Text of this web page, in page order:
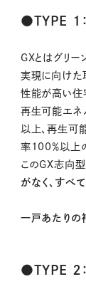
●TYPE １
GXとはグリー
実現に向けた
性能が高い住
再生可能エネ
以上、再生可
率100％以上
このGX志向
がなく、すべ
一戸あたり
●TYPE ２